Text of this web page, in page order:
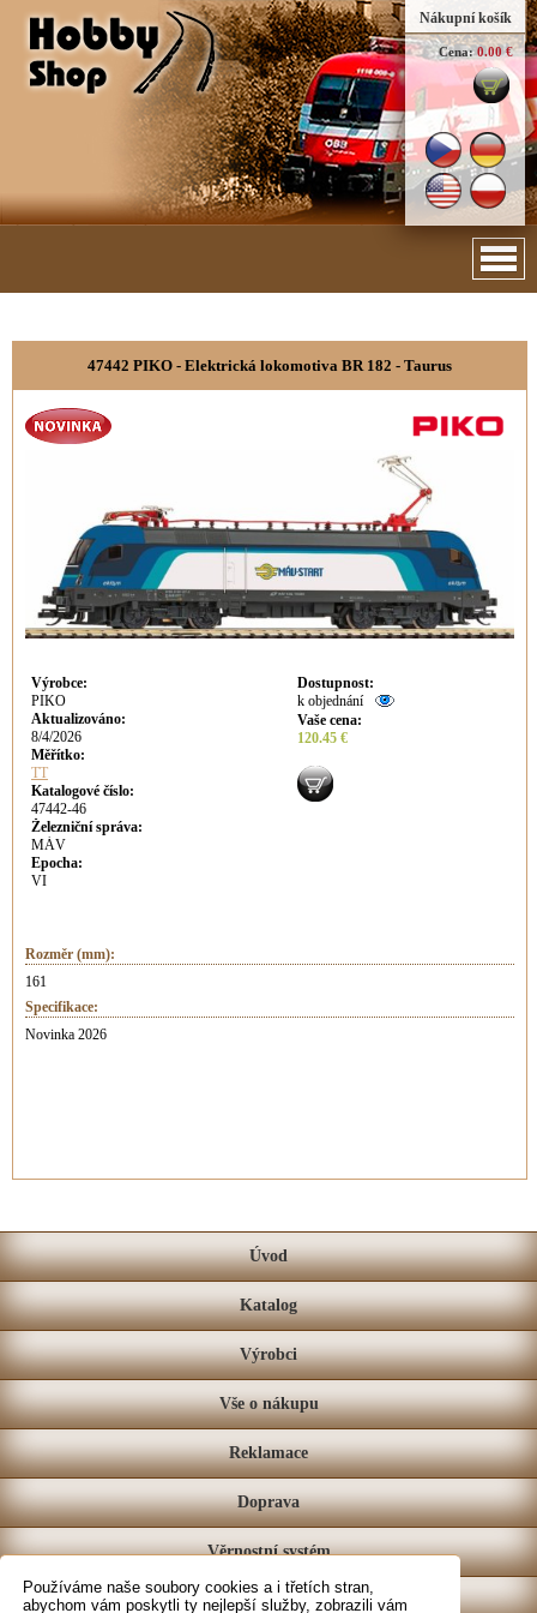
Používáme naše soubory cookies a i třetích stran,
abychom vám poskytli ty nejlepší služby, zobrazili vám
Nákupní košík
Cena: 0.00 €
47442 PIKO - Elektrická lokomotiva BR 182 - Taurus
Výrobce:
PIKO
Aktualizováno:
8/4/2026
Měřítko:
TT
Katalogové číslo:
47442-46
Železniční správa:
MÁV
Epocha:
VI
Dostupnost:
k objednání
Vaše cena:
120.45 €
Rozměr (mm):
161
Specifikace:
Novinka 2026
Úvod
Katalog
Výrobci
Vše o nákupu
Reklamace
Doprava
Věrnostní systém
Prodejna